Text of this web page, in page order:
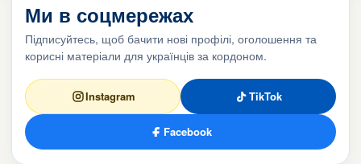
Ми в соцмережах
Підписуйтесь, щоб бачити нові профілі, оголошення та
корисні матеріали для українців за кордоном.
Instagram TikTok
Facebook